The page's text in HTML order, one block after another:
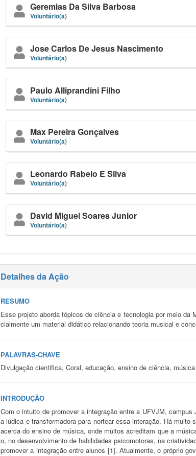
Geremias Da Silva Barbosa
Voluntário(a)
Jose Carlos De Jesus Nascimento
Voluntário(a)
Paulo Alliprandini Filho
Voluntário(a)
Max Pereira Gonçalves
Voluntário(a)
Leonardo Rabelo E Silva
Voluntário(a)
David Miguel Soares Junior
Voluntário(a)
Detalhes da Ação
RESUMO
Esse projeto aborda tópicos de ciência e tecnologia por meio
cialmente um material didático relacionando teoria musical e
PALAVRAS-CHAVE
Divulgação cientifica, Coral, educação, ensino de ciência, música
INTRODUÇÃO
Com o intuito de promover a integração entre a UFVJM,
a lúdica e transformadora para nortear essa interação. Há
acerca do ensino de música, onde muitos acreditam que a
o, no desenvolvimento de habilidades psicomotoras, na
promover a integração entre alunos [1]. Atualmente, o próprio